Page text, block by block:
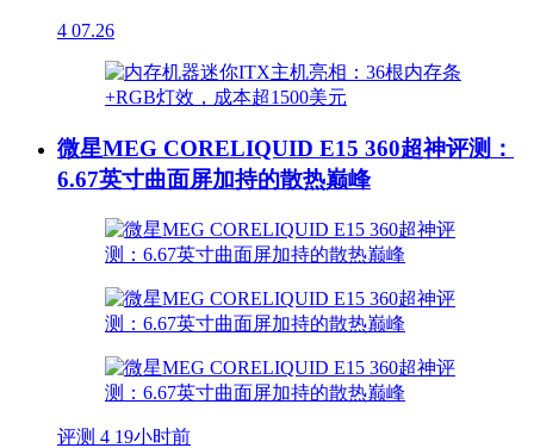
4 07.26
微星MEG CORELIQUID E15 360超神评测：
6.67英寸曲面屏加持的散热巅峰
评测 4 19小时前